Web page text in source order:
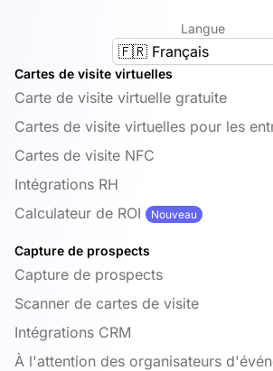
Langue
🇫🇷 Français
Cartes de visite virtuelles
Carte de visite virtuelle gratuite
Cartes de visite virtuelles pour les
Cartes de visite NFC
Intégrations RH
Calculateur de ROI
Nouveau
Capture de prospects
Capture de prospects
Scanner de cartes de visite
Intégrations CRM
À l'attention des organisateurs